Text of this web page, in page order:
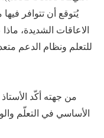
يُتوقع أن تتوافر
الاعاقات الشديدة،
للتعلم ونظام الدعم
من جهته أكّد
الأساسي في التعلّم